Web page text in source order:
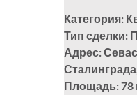
Категория:
Тип сделки:
Адрес:
Площадь: 78